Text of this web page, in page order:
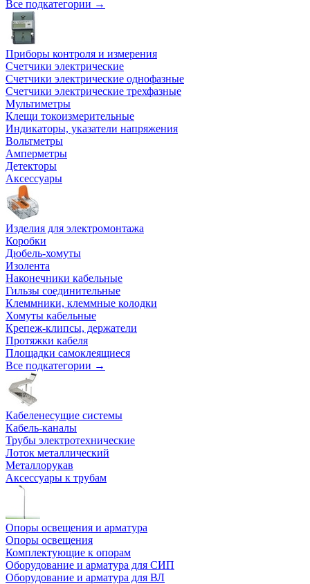
Все подкатегории →
Приборы контроля и измерения
Счетчики электрические
Счетчики электрические однофазные
Счетчики электрические трехфазные
Мультиметры
Клещи токоизмерительные
Индикаторы, указатели напряжения
Вольтметры
Амперметры
Детекторы
Аксессуары
Изделия для электромонтажа
Коробки
Дюбель-хомуты
Изолента
Наконечники кабельные
Гильзы соединительные
Клеммники, клеммные колодки
Хомуты кабельные
Крепеж-клипсы, держатели
Протяжки кабеля
Площадки самоклеящиеся
Все подкатегории →
Кабеленесущие системы
Кабель-каналы
Трубы электротехнические
Лоток металлический
Металлорукав
Аксессуары к трубам
Опоры освещения и арматура
Опоры освещения
Комплектующие к опорам
Оборудование и арматура для СИП
Оборудование и арматура для ВЛ